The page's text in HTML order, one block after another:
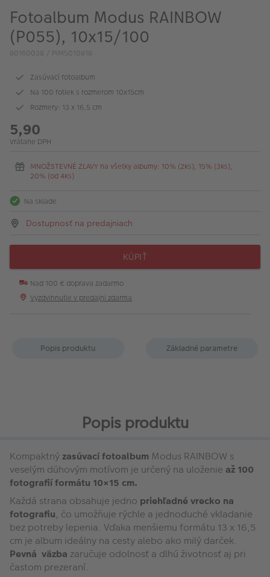
Fotoalbum Modus RAINBOW
(P055), 10x15/100
80160038 / PIM5010818
Zasúvací fotoalbum
Na 100 fotiek s rozmerom 10x15cm
Rozmery: 13 x 16,5 cm
5,90
Vrátane DPH
MNOŽSTEVNÉ ZĽAVY na všetky albumy: 10% (2ks), 15% (3ks),
20% (od 4ks)
Na sklade
Dostupnosť na predajniach
KÚPIŤ
Nad 100 € doprava zadarmo
Vyzdvihnutie v predajni zdarma
Popis produktu Základné parametre
Popis produktu
Kompaktnýzasúvací fotoalbum Modus RAINBOW s
veselým dúhovým motívom je určený na uloženie až 100
fotografií formátu 10×15 cm.
Každá strana obsahuje jedno priehľadné vrecko na
fotografiu, čo umožňuje rýchle a jednoduché vkladanie
bez potreby lepenia. Vďaka menšiemu formátu 13 x 16,5
cm je album ideálny na cesty alebo ako milý darček.
Pevná väzba zaručuje odolnosť a dlhú životnosť aj pri
častom prezeraní.